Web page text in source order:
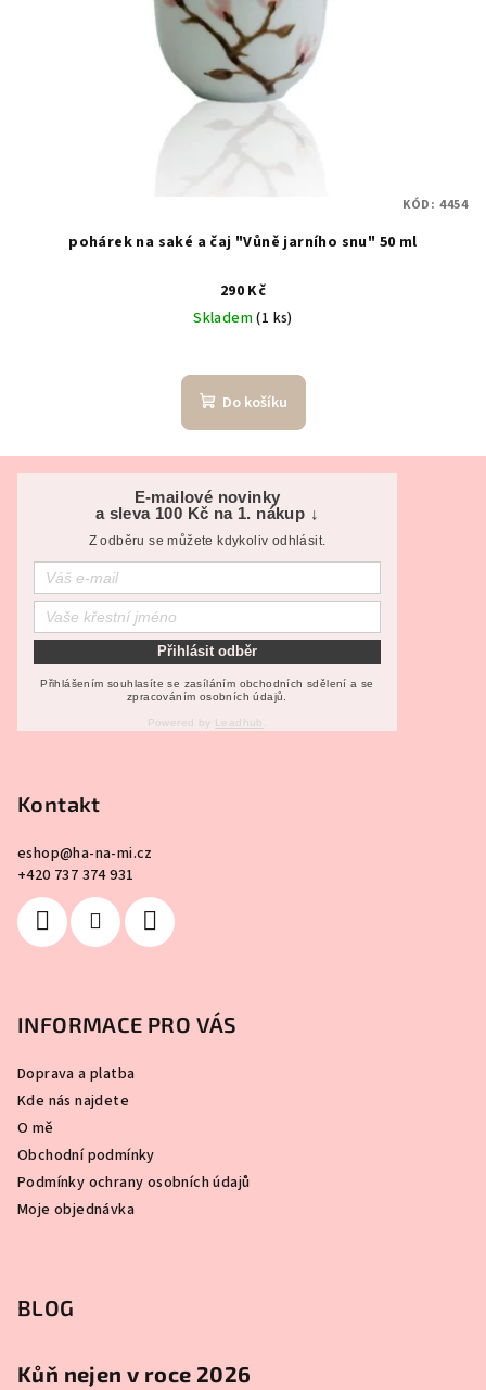
pohárek na saké a čaj "Vůně jarního snu" 50 ml
290 Kč
Skladem(1 ks)
Do košíku
KÓD: 4454
E-mailové novinky
a sleva 100 Kč na 1. nákup ↓
Z odběru se můžete kdykoliv odhlásit.
Přihlásit odběr
Přihlášením souhlasíte se zasíláním obchodních sdělení a se
zpracováním osobních údajů.
Powered by Leadhub
Kontakt
eshop@ha-na-mi.cz
+420 737 374 931
INFORMACE PRO VÁS
Doprava a platba
Kde nás najdete
O mě
Obchodní podmínky
Podmínky ochrany osobních údajů
Moje objednávka
BLOG
Kůň nejen v roce 2026